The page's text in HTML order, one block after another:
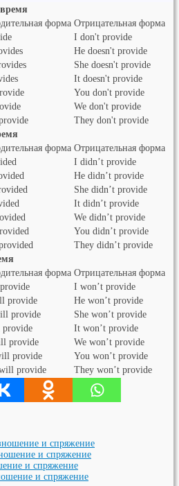
форма Отрицательная форма
I don't provide
He doesn't provide
She doesn't provide
It doesn't provide
You don't provide
We don't provide
They don't provide
форма Отрицательная форма
I didn’t provide
He didn’t provide
She didn’t provide
It didn’t provide
We didn’t provide
You didn’t provide
They didn’t provide
форма Отрицательная форма
I won’t provide
provide
He won’t provide
provide
She won’t provide
It won’t provide
provide
We won’t provide
provide
You won’t provide
provide They won’t provide
и спряжение
и спряжение
и спряжение
и спряжение